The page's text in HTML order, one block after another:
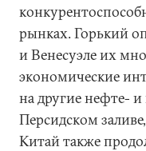
рынках. Горький
и Венесуэле их
экономические
на другие нефте-
Персидском
Китай также